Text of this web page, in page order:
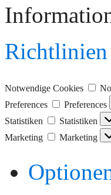
Richtlinien
Notwendige Cookies
Preferences
Preferences
Statistiken
Statistiken
Marketing
Marketing